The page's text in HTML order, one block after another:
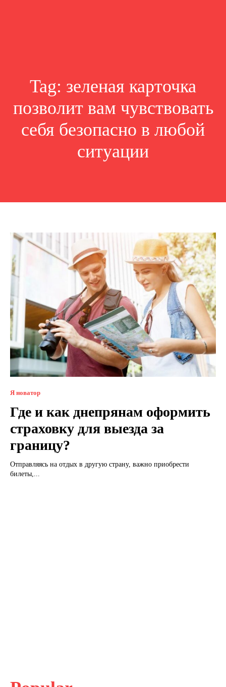
Tag: зеленая карточка
позволит вам чувствовать
себя безопасно в любой
ситуации
Я новатор
Где и как днепрянам оформить
страховку для выезда за
границу?
Отправляясь на отдых в другую страну, важно приобрести
билеты,...